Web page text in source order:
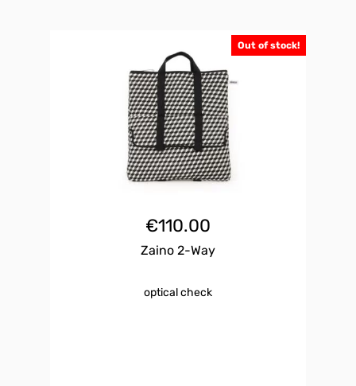
Out of stock!
€110.00
Zaino 2-Way
optical check